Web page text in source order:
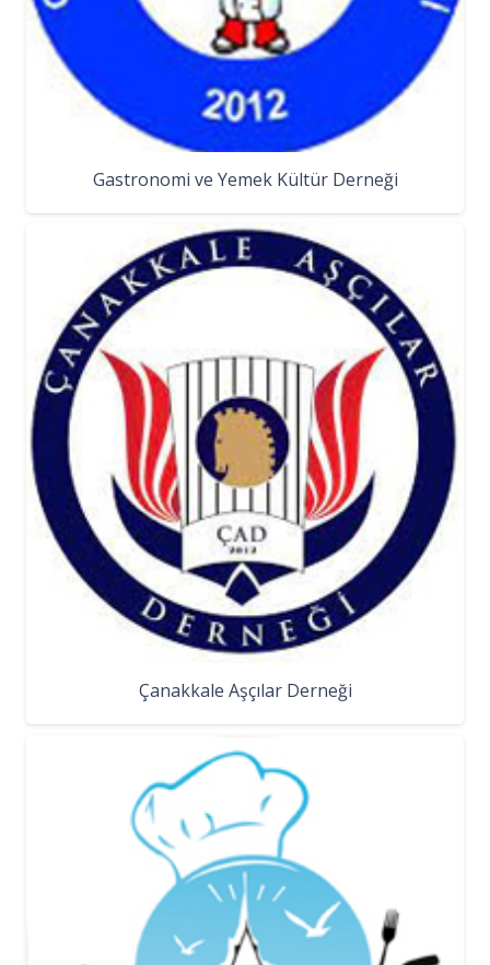
Gastronomi ve Yemek Kültür Derneği
Çanakkale Aşçılar Derneği